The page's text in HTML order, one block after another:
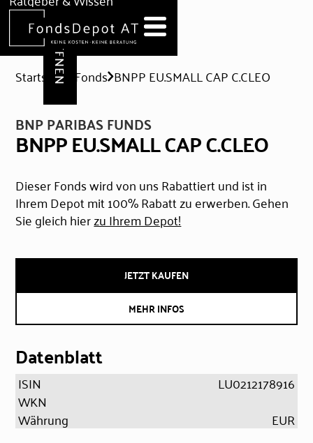
Hilfe & Formulare
DEPOT ERÖFFNEN
Startseite Fonds BNPP EU.SMALL CAP C.CLEO
BNP PARIBAS FUNDS
BNPP EU.SMALL CAP C.CLEO
Dieser Fonds wird von uns Rabattiert und ist in
Ihrem Depot mit 100% Rabatt zu erwerben. Gehen
Sie gleich hierzu Ihrem Depot!
JETZT KAUFEN
MEHR INFOS
Datenblatt
ISIN
LU0212178916
WKN
Währung
EUR